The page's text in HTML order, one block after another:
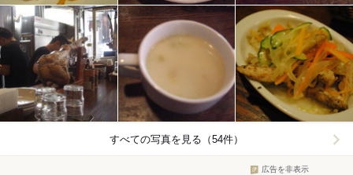
すべての写真を見る（54件）
広告を非表示